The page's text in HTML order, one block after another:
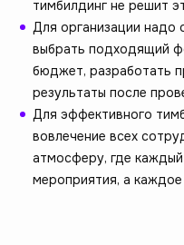
тимбилдинг не решит
Для организации надо
выбрать подходящий
бюджет, разработать
результаты после
Для эффективного
вовлечение всех
атмосферу, где
мероприятия, а